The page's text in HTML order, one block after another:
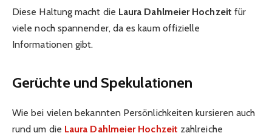
Diese Haltung macht die Laura Dahlmeier Hochzeit für
viele noch spannender, da es kaum offizielle
Informationen gibt.
Gerüchte und Spekulationen
Wie bei vielen bekannten Persönlichkeiten kursieren auch
rund um die Laura Dahlmeier Hochzeit zahlreiche